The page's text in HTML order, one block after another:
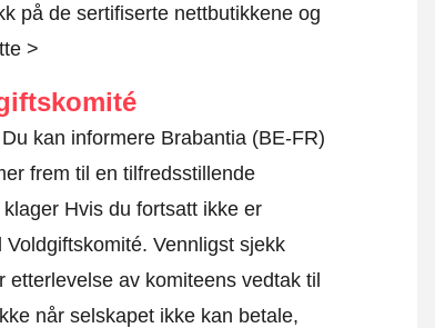
på de sertifiserte nettbutikkene og
>
kan informere Brabantia (BE-FR)
frem til en tilfredsstillende
Hvis du fortsatt ikke er
Vennligst sjekk
etterlevelse av komiteens vedtak til
når selskapet ikke kan betale,